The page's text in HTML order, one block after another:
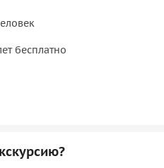
бесплатно